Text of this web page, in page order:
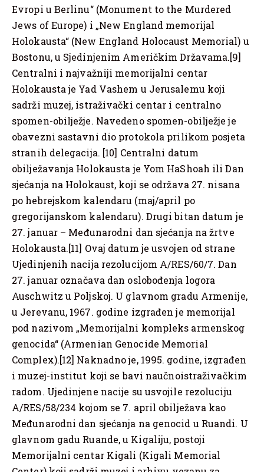
Evropi u Berlinu“ (Monument to the Murdered
Jews of Europe) i „New England memorijal
Holokausta“ (New England Holocaust Memorial) u
Bostonu, u Sjedinjenim Američkim Državama.[9]
Centralni i najvažniji memorijalni centar
Holokausta je Yad Vashem u Jerusalemu koji
sadrži muzej, istraživački centar i centralno
spomen-obilježje. Navedeno spomen-obilježje je
obavezni sastavni dio protokola prilikom posjeta
stranih delegacija. [10] Centralni datum
obilježavanja Holokausta je Yom HaShoah ili Dan
sjećanja na Holokaust, koji se održava 27. nisana
po hebrejskom kalendaru (maj/april po
gregorijanskom kalendaru). Drugi bitan datum je
27. januar – Međunarodni dan sjećanja na žrtve
Holokausta.[11] Ovaj datum je usvojen od strane
Ujedinjenih nacija rezolucijom A/RES/60/7. Dan
27. januar označava dan oslobođenja logora
Auschwitz u Poljskoj. U glavnom gradu Armenije,
u Jerevanu, 1967. godine izgrađen je memorijal
pod nazivom „Memorijalni kompleks armenskog
genocida“ (Armenian Genocide Memorial
Complex).[12] Naknadno je, 1995. godine, izgrađen
i muzej-institut koji se bavi naučnoistraživačkim
radom. Ujedinjene nacije su usvojile rezoluciju
A/RES/58/234 kojom se 7. april obilježava kao
Međunarodni dan sjećanja na genocid u Ruandi. U
glavnom gadu Ruande, u Kigaliju, postoji
Memorijalni centar Kigali (Kigali Memorial